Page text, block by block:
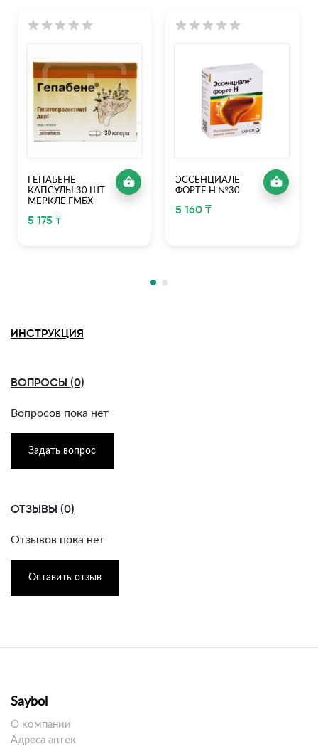
ГЕПАБЕНЕ
КАПСУЛЫ 30 ШТ
МЕРКЛЕ ГМБХ
5 175 ₸
ЭССЕНЦИАЛЕ
ФОРТЕ Н №30
5 160 ₸
ИНСТРУКЦИЯ
ВОПРОСЫ (0)
Вопросов пока нет
Задать вопрос
ОТЗЫВЫ (0)
Отзывов пока нет
Оставить отзыв
Saybol
О компании
Адреса аптек